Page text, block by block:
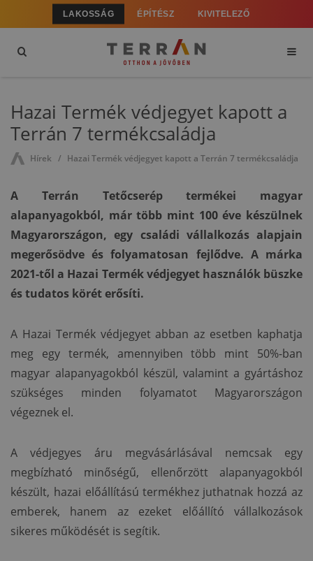
LAKOSSÁG ÉPÍTÉSZ KIVITELEZŐ
Hazai Termék védjegyet kapott a
Terrán 7 termékcsaládja
Hírek Hazai Termék védjegyet kapott a Terrán 7 termékcsaládja
A Terrán Tetőcserép termékei magyar
alapanyagokból, már több mint 100 éve készülnek
Magyarországon, egy családi vállalkozás alapjain
megerősödve és folyamatosan fejlődve. A márka
2021-től a Hazai Termék védjegyet használók büszke
és tudatos körét erősíti.
A Hazai Termék védjegyet abban az esetben kaphatja
meg egy termék, amennyiben több mint 50%-ban
magyar alapanyagokból készül, valamint a gyártáshoz
szükséges minden folyamatot Magyarországon
végeznek el.
A védjegyes áru megvásárlásával nemcsak egy
megbízható minőségű, ellenőrzött alapanyagokból
készült, hazai előállítású termékhez juthatnak hozzá az
emberek, hanem az ezeket előállító vállalkozások
sikeres működését is segítik.